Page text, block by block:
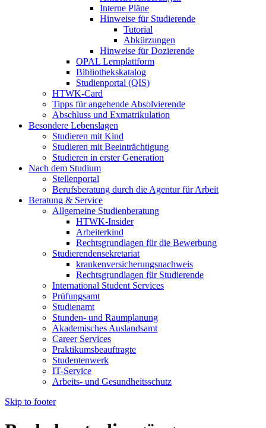
Interne Pläne
Hinweise für Studierende
Tutorial
Abkürzungen
Hinweise für Dozierende
OPAL Lernplattform
Bibliothekskatalog
Studienportal (QIS)
HTWK-Card
Tipps für angehende Absolvierende
Abschluss und Exmatrikulation
Besondere Lebenslagen
Studieren mit Kind
Studieren mit Beeinträchtigung
Studieren in erster Generation
Nach dem Studium
Stellenportal
Berufsberatung durch die Agentur für Arbeit
Beratung & Service
Allgemeine Studienberatung
HTWK-Insider
Arbeiterkind
Rechtsgrundlagen für die Bewerbung
Studierendensekretariat
krankenversicherungsnachweis
Rechtsgrundlagen für Studierende
International Student Services
Prüfungsamt
Studienamt
Stunden- und Raumplanung
Akademisches Auslandsamt
Career Services
Praktikumsbeauftragte
Studentenwerk
IT-Service
Arbeits- und Gesundheitsschutz
Skip to footer